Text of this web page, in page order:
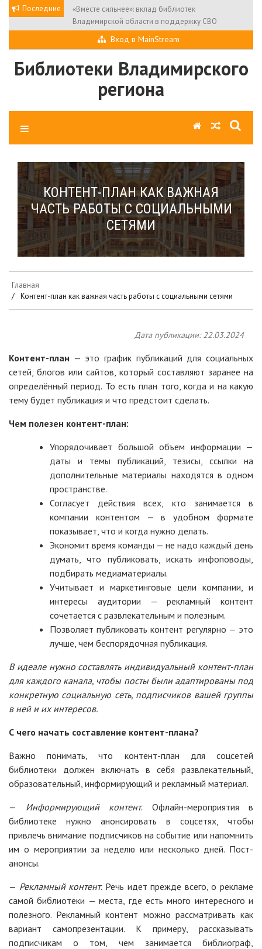
Skip
Последние
«Вместе сильнее»: вклад библиотек
Владимирской области в поддержку СВО
Вход в MainStream
Библиотеки Владимирского
региона
КОНТЕНТ-ПЛАН КАК ВАЖНАЯ
ЧАСТЬ РАБОТЫ С СОЦИАЛЬНЫМИ
СЕТЯМИ
Главная
Контент-план как важная часть работы с социальными сетями
Дата публикации: 22.03.2024
Контент-план — это график публикаций для социальных
сетей, блогов или сайтов, который составляют заранее на
определённый период. То есть план того, когда и на какую
тему будет публикация и что предстоит сделать.
Чем полезен контент-план:
Упорядочивает большой объем информации —
даты и темы публикаций, тезисы, ссылки на
дополнительные материалы находятся в одном
пространстве.
Согласует действия всех, кто занимается в
компании контентом — в удобном формате
показывает, что и когда нужно делать.
Экономит время команды — не надо каждый день
думать, что публиковать, искать инфоповоды,
подбирать медиаматериалы.
Учитывает и маркетинговые цели компании, и
интересы аудитории — рекламный контент
сочетается с развлекательным и полезным.
Позволяет публиковать контент регулярно — это
лучше, чем беспорядочная публикация.
В идеале нужно составлять индивидуальный контент-план
для каждого канала, чтобы посты были адаптированы под
конкретную социальную сеть, подписчиков вашей группы
в ней и их интересов.
С чего начать составление контент-плана?
Важно понимать, что контент-план для соцсетей
библиотеки должен включать в себя развлекательный,
образовательный, информирующий и рекламный материал.
— Информирующий контент. Офлайн-мероприятия в
библиотеке нужно анонсировать в соцсетях, чтобы
привлечь внимание подписчиков на событие или напомнить
им о мероприятии за неделю или несколько дней. Пост-
анонсы.
— Рекламный контент. Речь идет прежде всего, о рекламе
самой библиотеки — места, где есть много интересного и
полезного. Рекламный контент можно рассматривать как
вариант самопрезентации. К примеру, рассказывать
подписчикам о том, чем занимается библиограф,